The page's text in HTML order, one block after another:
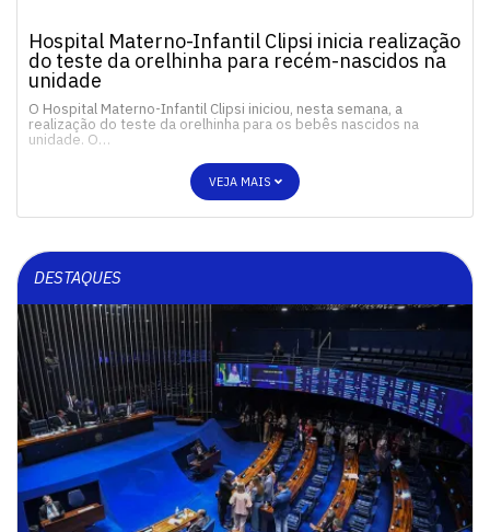
Hospital Materno-Infantil Clipsi inicia realização
do teste da orelhinha para recém-nascidos na
unidade
O Hospital Materno-Infantil Clipsi iniciou, nesta semana, a
realização do teste da orelhinha para os bebês nascidos na
unidade. O…
VEJA MAIS
DESTAQUES